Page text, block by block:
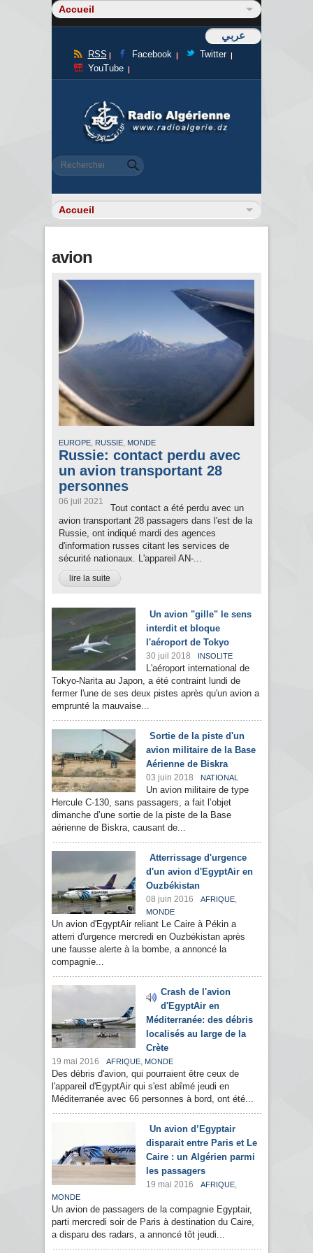
عربي
RSS Facebook
Twitter
YouTube
Formulaire de recherche
Rechercher
avion
EUROPE, RUSSIE, MONDE
Russie: contact perdu avec
un avion transportant 28
personnes
06 juil 2021
Tout contact a été perdu avec un
avion transportant 28 passagers dans l'est de la
Russie, ont indiqué mardi des agences
d'information russes citant les services de
sécurité nationaux. L'appareil AN-...
lire la suite
Un avion "gille" le sens
interdit et bloque
l'aéroport de Tokyo
30 juil 2018 INSOLITE
L'aéroport international de
Tokyo-Narita au Japon, a été contraint lundi de
fermer l'une de ses deux pistes après qu'un avion a
emprunté la mauvaise...
Sortie de la piste d'un
avion militaire de la Base
Aérienne de Biskra
03 juin 2018 NATIONAL
Un avion militaire de type
Hercule C-130, sans passagers, a fait l’objet
dimanche d’une sortie de la piste de la Base
aérienne de Biskra, causant de...
Atterrissage d'urgence
d'un avion d'EgyptAir en
Ouzbékistan
08 juin 2016 AFRIQUE,
MONDE
Un avion d'EgyptAir reliant Le Caire à Pékin a
atterri d'urgence mercredi en Ouzbékistan après
une fausse alerte à la bombe, a annoncé la
compagnie...
Crash de l'avion
d'EgyptAir en
Méditerranée: des débris
localisés au large de la
Crète
19 mai 2016 AFRIQUE, MONDE
Des débris d'avion, qui pourraient être ceux de
l'appareil d'EgyptAir qui s'est abîmé jeudi en
Méditerranée avec 66 personnes à bord, ont été...
Un avion d’Egyptair
disparait entre Paris et Le
Caire : un Algérien parmi
les passagers
19 mai 2016 AFRIQUE,
MONDE
Un avion de passagers de la compagnie Egyptair,
parti mercredi soir de Paris à destination du Caire,
a disparu des radars, a annoncé tôt jeudi...